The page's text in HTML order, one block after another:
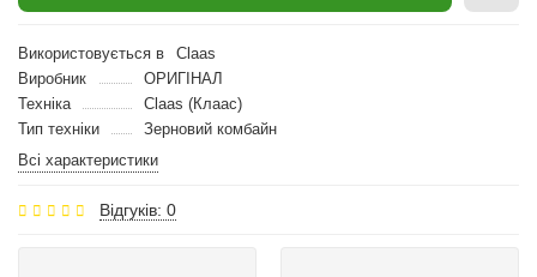
Використовується в
Claas
Виробник
ОРИГІНАЛ
Техніка
Claas (Клаас)
Тип техніки
Зерновий комбайн
Всі характеристики
Відгуків: 0